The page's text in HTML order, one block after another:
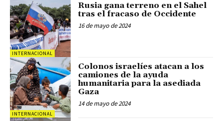
INTERNACIONAL
Rusia gana terreno en el Sahel
tras el fracaso de Occidente
16 de mayo de 2024
INTERNACIONAL
Colonos israelíes atacan a los
camiones de la ayuda
humanitaria para la asediada
Gaza
14 de mayo de 2024